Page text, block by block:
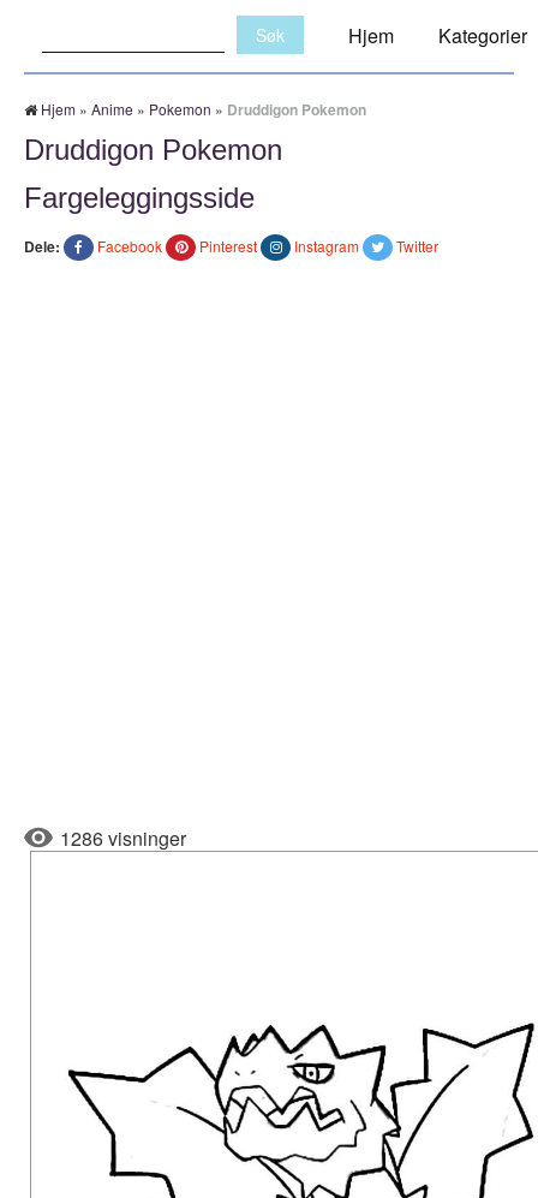
Hjem Kategorier
Hjem » Anime » Pokemon » Druddigon Pokemon
Druddigon Pokemon
Fargeleggingsside
Dele: Facebook Pinterest Instagram Twitter
1286 visninger